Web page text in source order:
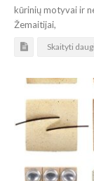
kūrinių motyvai ir
Žemaitijai,
Skaityti